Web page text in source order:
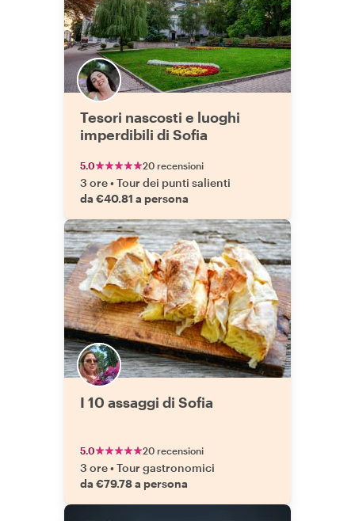
Tesori nascosti e luoghi
imperdibili di Sofia
5.0 20 recensioni
3 ore•Tour dei punti salienti
da €40.81 a persona
I 10 assaggi di Sofia
5.0 20 recensioni
3 ore•Tour gastronomici
da €79.78 a persona